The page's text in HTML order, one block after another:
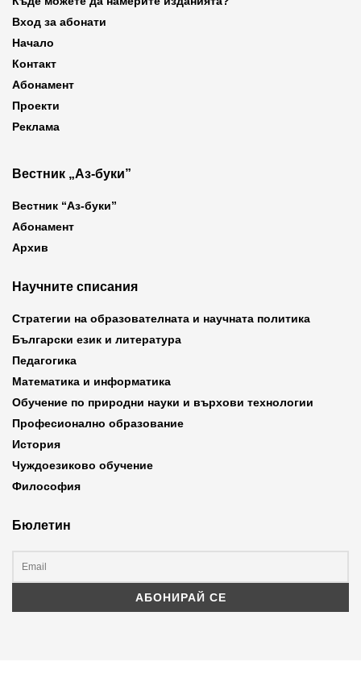
Вход за абонати
Начало
Контакт
Абонамент
Проекти
Реклама
Вестник „Аз-буки”
Вестник “Аз-буки”
Абонамент
Архив
Научните списания
Стратегии на образователната и научната политика
Български език и литература
Педагогика
Математика и информатика
Обучение по природни науки и върхови технологии
Професионално образование
История
Чуждоезиково обучение
Философия
Бюлетин